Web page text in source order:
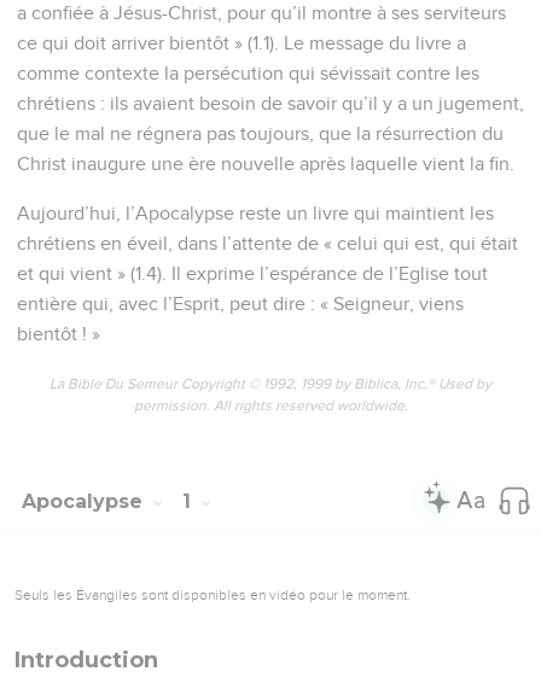
a confiée à Jésus-Christ, pour qu’il montre à ses serviteurs
ce qui doit arriver bientôt » (1.1). Le message du livre a
comme contexte la persécution qui sévissait contre les
chrétiens : ils avaient besoin de savoir qu’il y a un jugement,
que le mal ne régnera pas toujours, que la résurrection du
Christ inaugure une ère nouvelle après laquelle vient la fin.
Aujourd’hui, l’Apocalypse reste un livre qui maintient les
chrétiens en éveil, dans l’attente de « celui qui est, qui était
et qui vient » (1.4). Il exprime l’espérance de l’Eglise tout
entière qui, avec l’Esprit, peut dire : « Seigneur, viens
bientôt ! »
La Bible Du Semeur Copyright © 1992, 1999 by Biblica, Inc.® Used by
permission. All rights reserved worldwide.
Apocalypse 1
Seuls les Évangiles sont disponibles en vidéo pour le moment.
Introduction